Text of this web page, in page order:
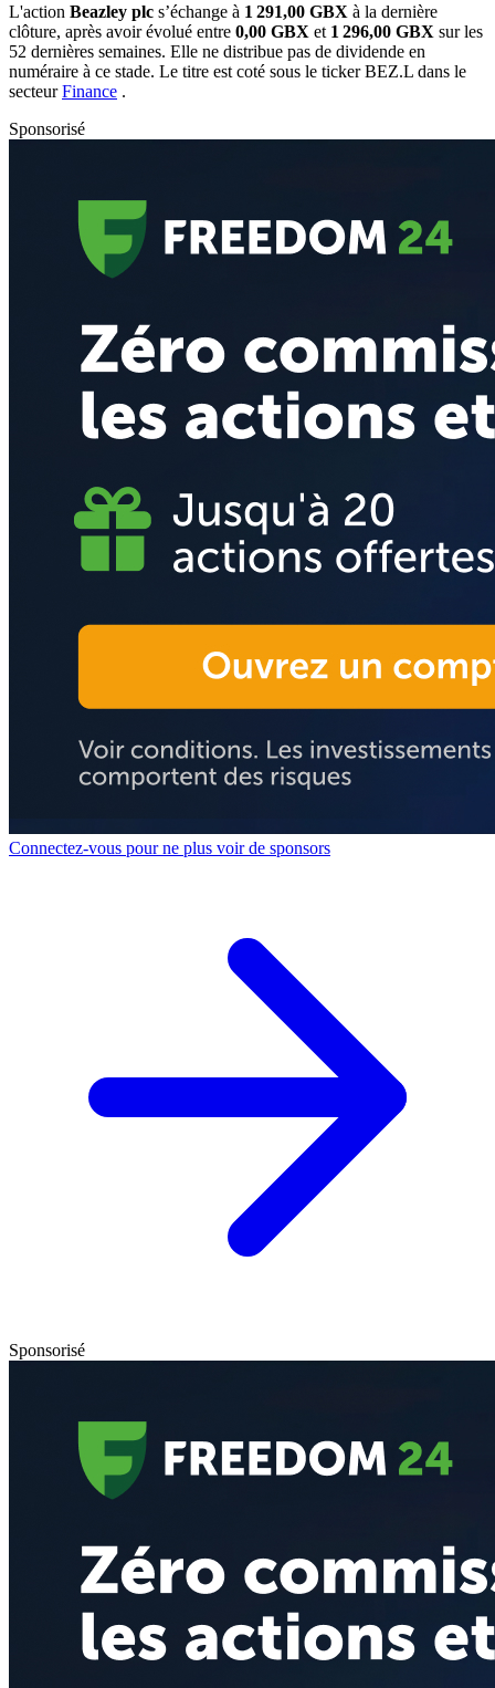
L'action Beazley plc s’échange à 1 291,00 GBX à la dernière
clôture, après avoir évolué entre 0,00 GBX et 1 296,00 GBX sur les
52 dernières semaines. Elle ne distribue pas de dividende en
numéraire à ce stade. Le titre est coté sous le tickerBEZ.L dans le
secteurFinance .
Sponsorisé
Connectez-vous pour ne plus voir de sponsors
Sponsorisé